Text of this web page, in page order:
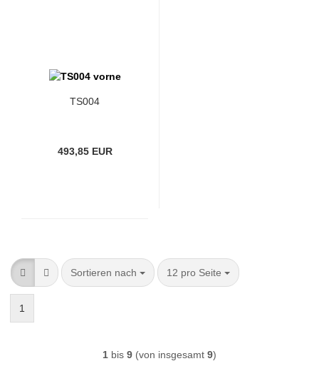
TS004
493,85 EUR
Sortieren nach
Sortieren nach 12 pro Seite
pro Seite
1
1 bis 9 (von insgesamt 9)